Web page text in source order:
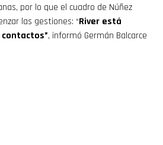
por lo que el cuadro de Núñez
las gestiones: “River está
, informó Germán Balcarce